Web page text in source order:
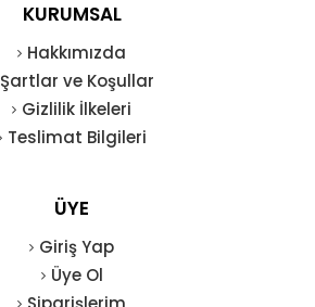
KURUMSAL
Hakkımızda
Şartlar ve Koşullar
Gizlilik İlkeleri
Teslimat Bilgileri
ÜYE
Giriş Yap
Üye Ol